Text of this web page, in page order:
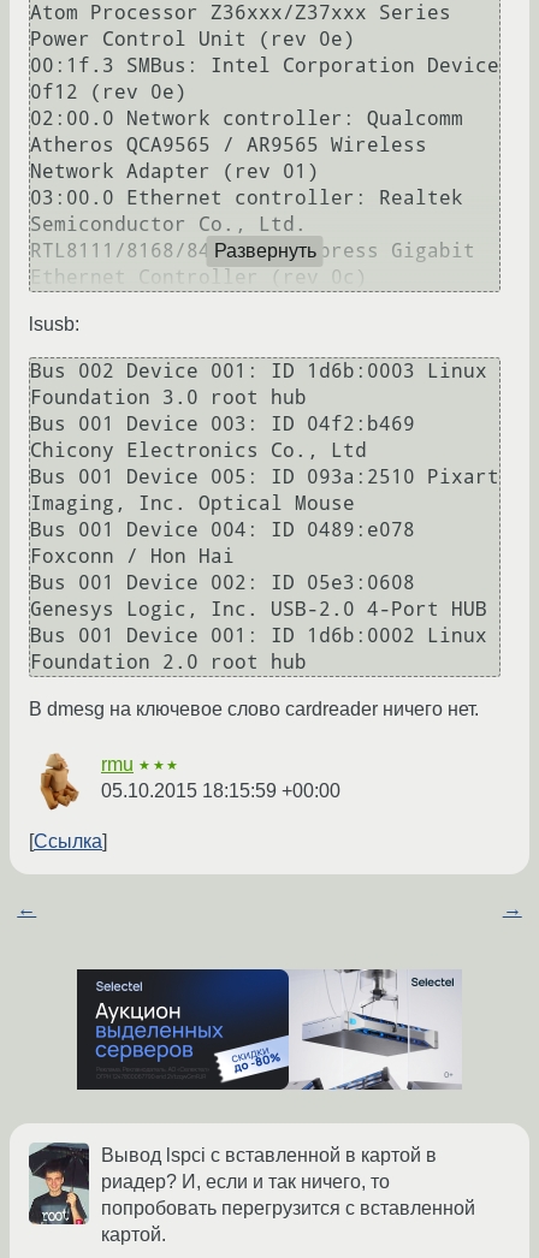
Atom Processor Z36xxx/Z37xxx Series
Power Control Unit (rev 0e)
00:1f.3 SMBus: Intel Corporation Device
0f12 (rev 0e)
02:00.0 Network controller: Qualcomm
Atheros QCA9565 / AR9565 Wireless
Network Adapter (rev 01)
03:00.0 Ethernet controller: Realtek
Semiconductor Co., Ltd.
RTL8111/8168/8411 PCI Express Gigabit
Развернуть
lsusb:
Bus 002 Device 001: ID 1d6b:0003 Linux
Foundation 3.0 root hub
Bus 001 Device 003: ID 04f2:b469
Chicony Electronics Co., Ltd
Bus 001 Device 005: ID 093a:2510 Pixart
Imaging, Inc. Optical Mouse
Bus 001 Device 004: ID 0489:e078
Foxconn / Hon Hai
Bus 001 Device 002: ID 05e3:0608
Genesys Logic, Inc. USB-2.0 4-Port HUB
Bus 001 Device 001: ID 1d6b:0002 Linux
В dmesg на ключевое слово cardreader ничего нет.
rmu ★★★
05.10.2015 18:15:59 +00:00
Ссылка
← →
Вывод lspci с вставленной в картой в
риадер? И, если и так ничего, то
попробовать перегрузится с вставленной
картой.